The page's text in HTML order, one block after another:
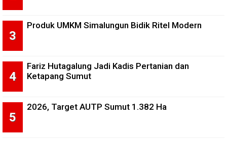
Produk UMKM Simalungun Bidik Ritel Modern
Fariz Hutagalung Jadi Kadis Pertanian dan
Ketapang Sumut
2026, Target AUTP Sumut 1.382 Ha